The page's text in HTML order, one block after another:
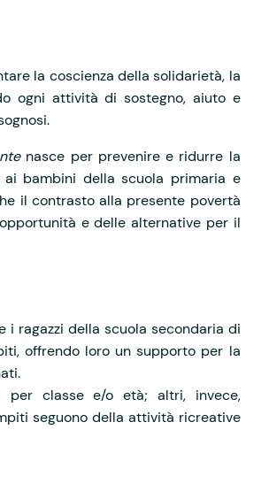
la coscienza della solidarietà, la
ogni attività di sostegno, aiuto e
nasce per prevenire e ridurre la
bambini della scuola primaria e
il contrasto alla presente povertà
e delle alternative per il
i ragazzi della scuola secondaria di
offrendo loro un supporto per la
per classe e/o età; altri, invece,
seguono della attività ricreative